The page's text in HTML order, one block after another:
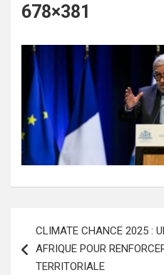
678×381
de
l’article
CLIMATE CHANCE 2025 :
AFRIQUE POUR
TERRITORIALE